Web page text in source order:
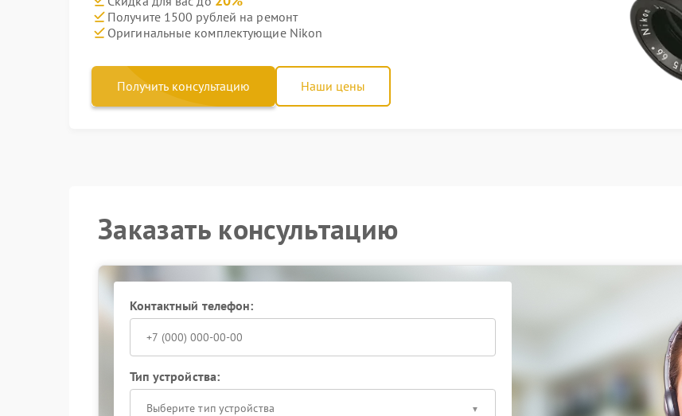
Получите 1500 рублей на ремонт
Оригинальные комплектующие Nikon
Получить консультацию Наши цены
Заказать консультацию
Контактный телефон:
Тип устройства:
Выберите тип устройства